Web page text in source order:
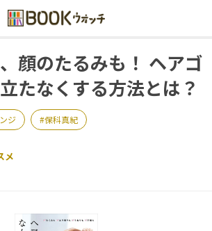
顔のたるみも！ ヘアゴ
たなくする方法とは？
ジ 保科真紀
メ